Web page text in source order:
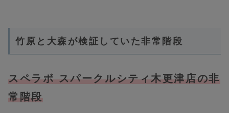
竹原と大森が検証していた非常階段
スペラボ スパークルシティ木更津店の非
常階段